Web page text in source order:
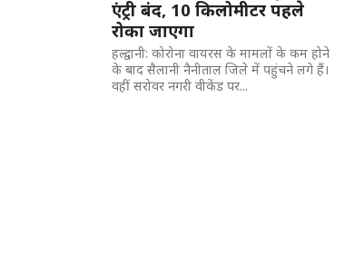
एंट्री बंद, 10 किलोमीटर पहले
रोका जाएगा
हल्द्वानी: कोरोना वायरस के मामलों के कम होने
के बाद सैलानी नैनीताल जिले में पहुंचने लगे हैं।
वहीं सरोवर नगरी वीकेंड पर...